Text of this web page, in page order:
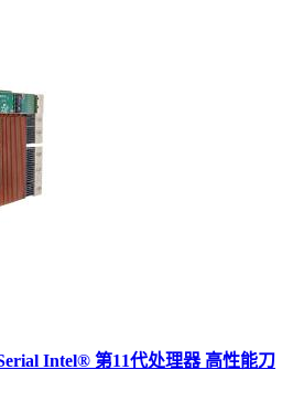
Intel® 第11代处理器 高性能刀